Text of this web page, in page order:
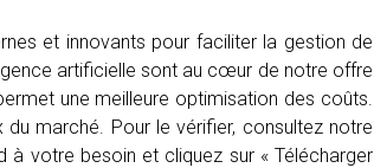
et innovants pour faciliter la gestion de
artificielle sont au cœur de notre offre
une meilleure optimisation des coûts.
marché. Pour le vérifier, consultez notre
à votre besoin et cliquez sur « Télécharger